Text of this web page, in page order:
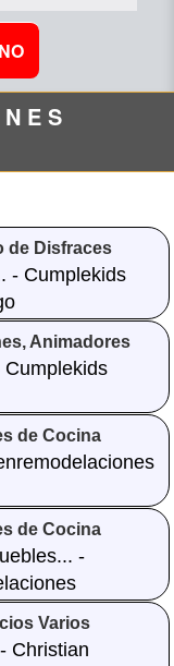
E S
de Disfraces
- Cumplekids
Animadores
de Cocina
de Cocina
-
Varios
Christian